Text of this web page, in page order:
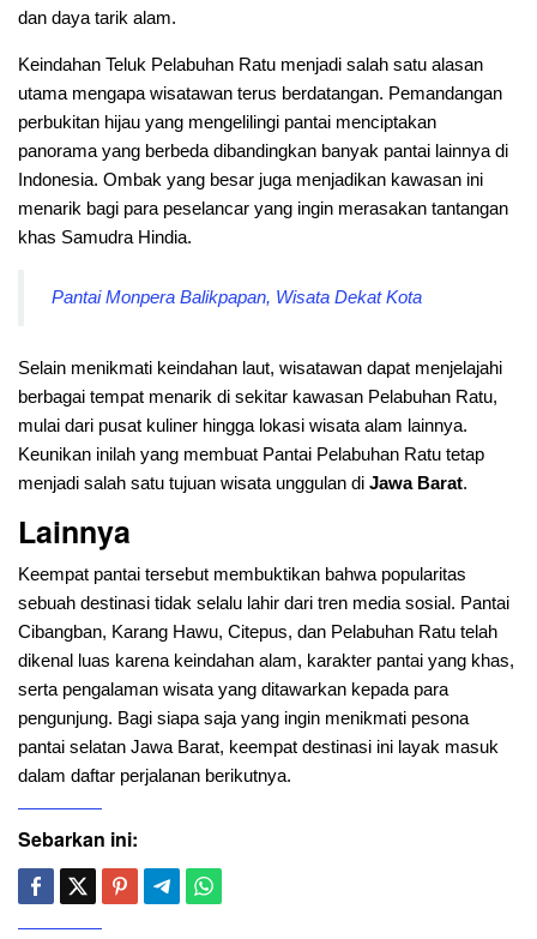
dan daya tarik alam.
Keindahan Teluk Pelabuhan Ratu menjadi salah satu alasan
utama mengapa wisatawan terus berdatangan. Pemandangan
perbukitan hijau yang mengelilingi pantai menciptakan
panorama yang berbeda dibandingkan banyak pantai lainnya di
Indonesia. Ombak yang besar juga menjadikan kawasan ini
menarik bagi para peselancar yang ingin merasakan tantangan
khas Samudra Hindia.
Pantai Monpera Balikpapan, Wisata Dekat Kota
Selain menikmati keindahan laut, wisatawan dapat menjelajahi
berbagai tempat menarik di sekitar kawasan Pelabuhan Ratu,
mulai dari pusat kuliner hingga lokasi wisata alam lainnya.
Keunikan inilah yang membuat Pantai Pelabuhan Ratu tetap
menjadi salah satu tujuan wisata unggulan di Jawa Barat.
Lainnya
Keempat pantai tersebut membuktikan bahwa popularitas
sebuah destinasi tidak selalu lahir dari tren media sosial. Pantai
Cibangban, Karang Hawu, Citepus, dan Pelabuhan Ratu telah
dikenal luas karena keindahan alam, karakter pantai yang khas,
serta pengalaman wisata yang ditawarkan kepada para
pengunjung. Bagi siapa saja yang ingin menikmati pesona
pantai selatan Jawa Barat, keempat destinasi ini layak masuk
dalam daftar perjalanan berikutnya.
Sebarkan ini: